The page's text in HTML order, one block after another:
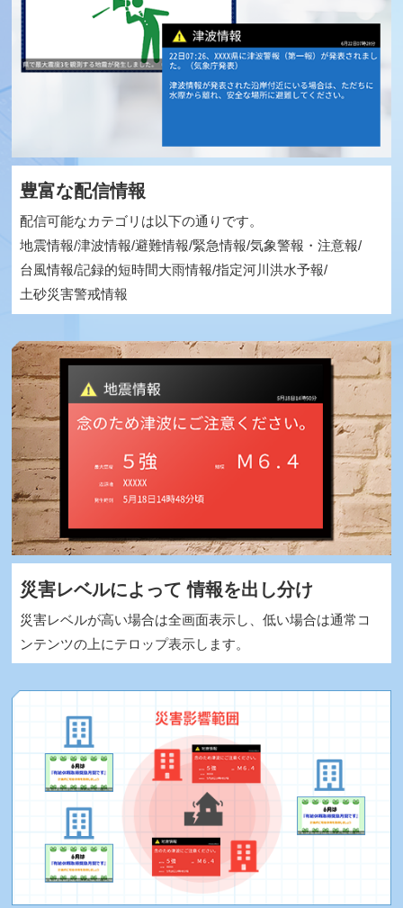
豊富な配信情報
配信可能なカテゴリは以下の通りです。
地震情報/津波情報/避難情報/緊急情報/気象警報・注意報/
台風情報/記録的短時間大雨情報/指定河川洪水予報/
土砂災害警戒情報
災害レベルによって 情報を出し分け
災害レベルが高い場合は全画面表示し、低い場合は通常コ
ンテンツの上にテロップ表示します。